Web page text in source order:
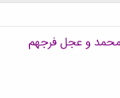
و عجل فرجهم